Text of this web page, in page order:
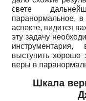
свете
паранормальное, в
аспекте, видится
эту задачу
выступить хорошо
веры в
Шкала